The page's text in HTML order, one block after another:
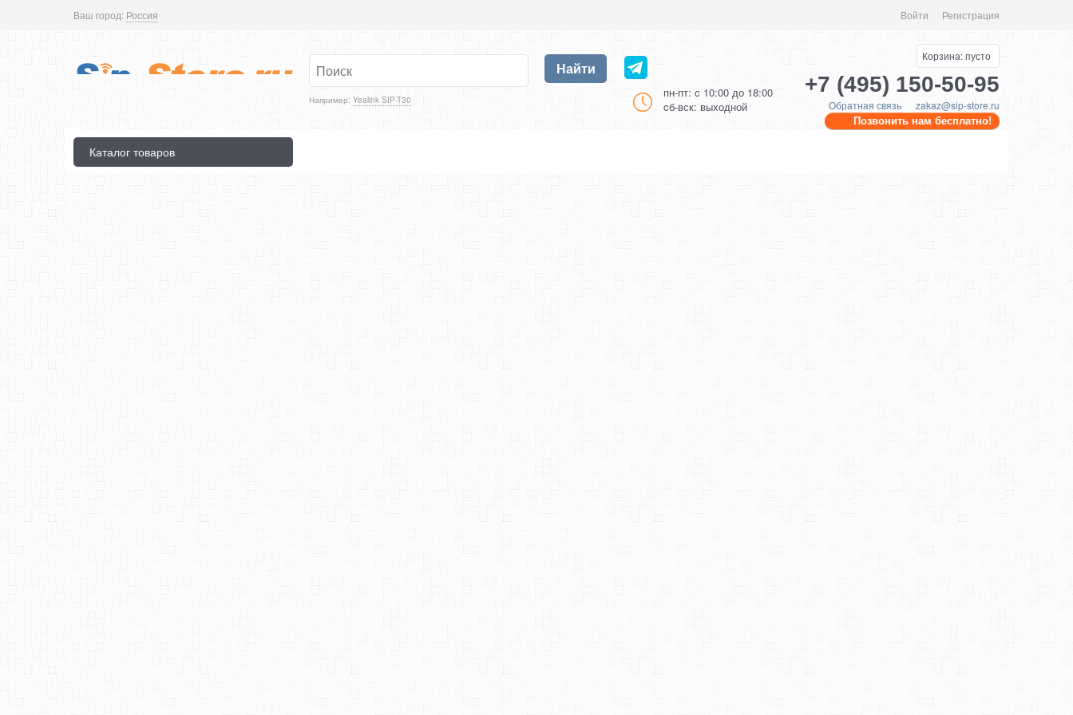
Ваш город: Россия Войти Регистрация
Например: Yealink SIP-T30
Найти
пн-пт: c 10:00 до 18:00
cб-вск: выходной
Корзина:пусто
+7 (495) 150-50-95
Обратная связь zakaz@sip-store.ru
Позвонить нам бесплатно!
Каталог товаров